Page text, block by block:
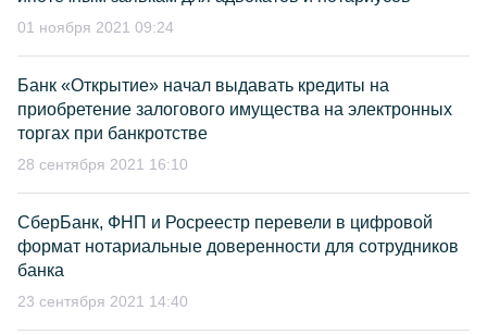
01 ноября 2021 09:24
Банк «Открытие» начал выдавать кредиты на
приобретение залогового имущества на электронных
торгах при банкротстве
28 сентября 2021 16:10
СберБанк, ФНП и Росреестр перевели в цифровой
формат нотариальные доверенности для сотрудников
банка
23 сентября 2021 14:40